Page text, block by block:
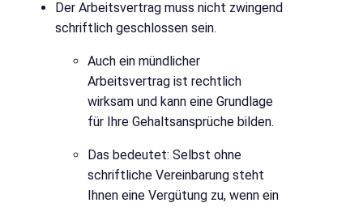
Der Arbeitsvertrag muss nicht zwingend
schriftlich geschlossen sein.
Auch ein mündlicher
Arbeitsvertrag ist rechtlich
wirksam und kann eine Grundlage
für Ihre Gehaltsansprüche bilden.
Das bedeutet: Selbst ohne
schriftliche Vereinbarung steht
Ihnen eine Vergütung zu, wenn ein